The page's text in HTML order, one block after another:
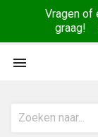
Vragen of
graag!
